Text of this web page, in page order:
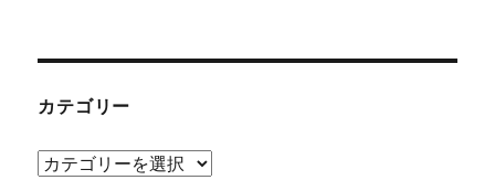
カテゴリー
カ